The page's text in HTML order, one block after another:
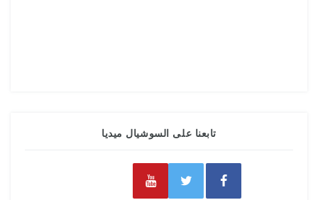
تابعنا على السوشيال ميديا